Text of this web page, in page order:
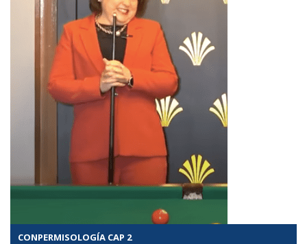
CONPERMISOLOGÍA CAP 2